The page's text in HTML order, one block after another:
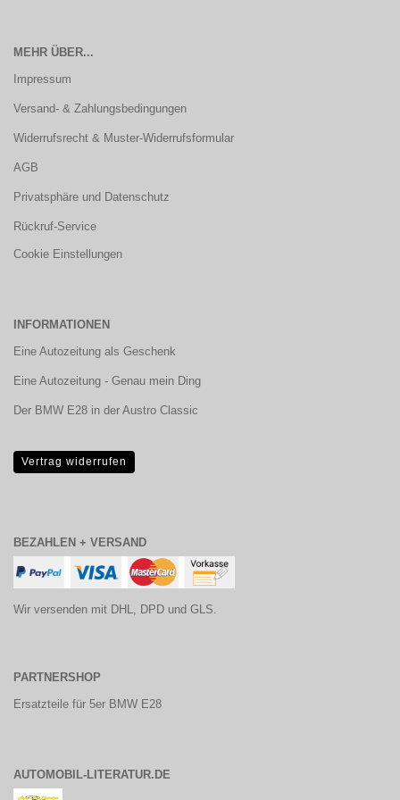
MEHR ÜBER...
Impressum
Versand- & Zahlungsbedingungen
Widerrufsrecht & Muster-Widerrufsformular
AGB
Privatsphäre und Datenschutz
Rückruf-Service
Cookie Einstellungen
INFORMATIONEN
Eine Autozeitung als Geschenk
Eine Autozeitung - Genau mein Ding
Der BMW E28 in der Austro Classic
Vertrag widerrufen
BEZAHLEN + VERSAND
Wir versenden mit DHL, DPD und GLS.
PARTNERSHOP
Ersatzteile für 5er BMW E28
AUTOMOBIL-LITERATUR.DE